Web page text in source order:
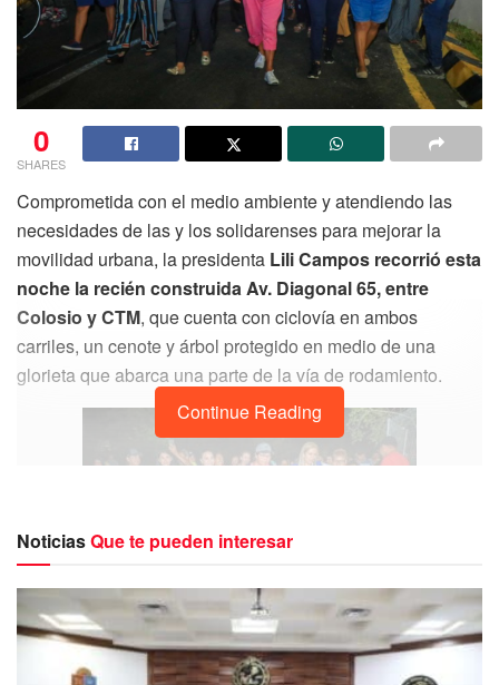
0
SHARES
Comprometida con el medio ambiente y atendiendo las
necesidades de las y los solidarenses para mejorar la
movilidad urbana, la presidenta Lili Campos recorrió esta
noche la recién construida Av. Diagonal 65, entre
Colosio y CTM, que cuenta con ciclovía en ambos
carriles, un cenote y árbol protegido en medio de una
glorieta que abarca una parte de la vía de rodamiento.
Acompañada de ciudadanos, ciclistas, patinadores y
Continue Reading
NoticiasQue te pueden interesar